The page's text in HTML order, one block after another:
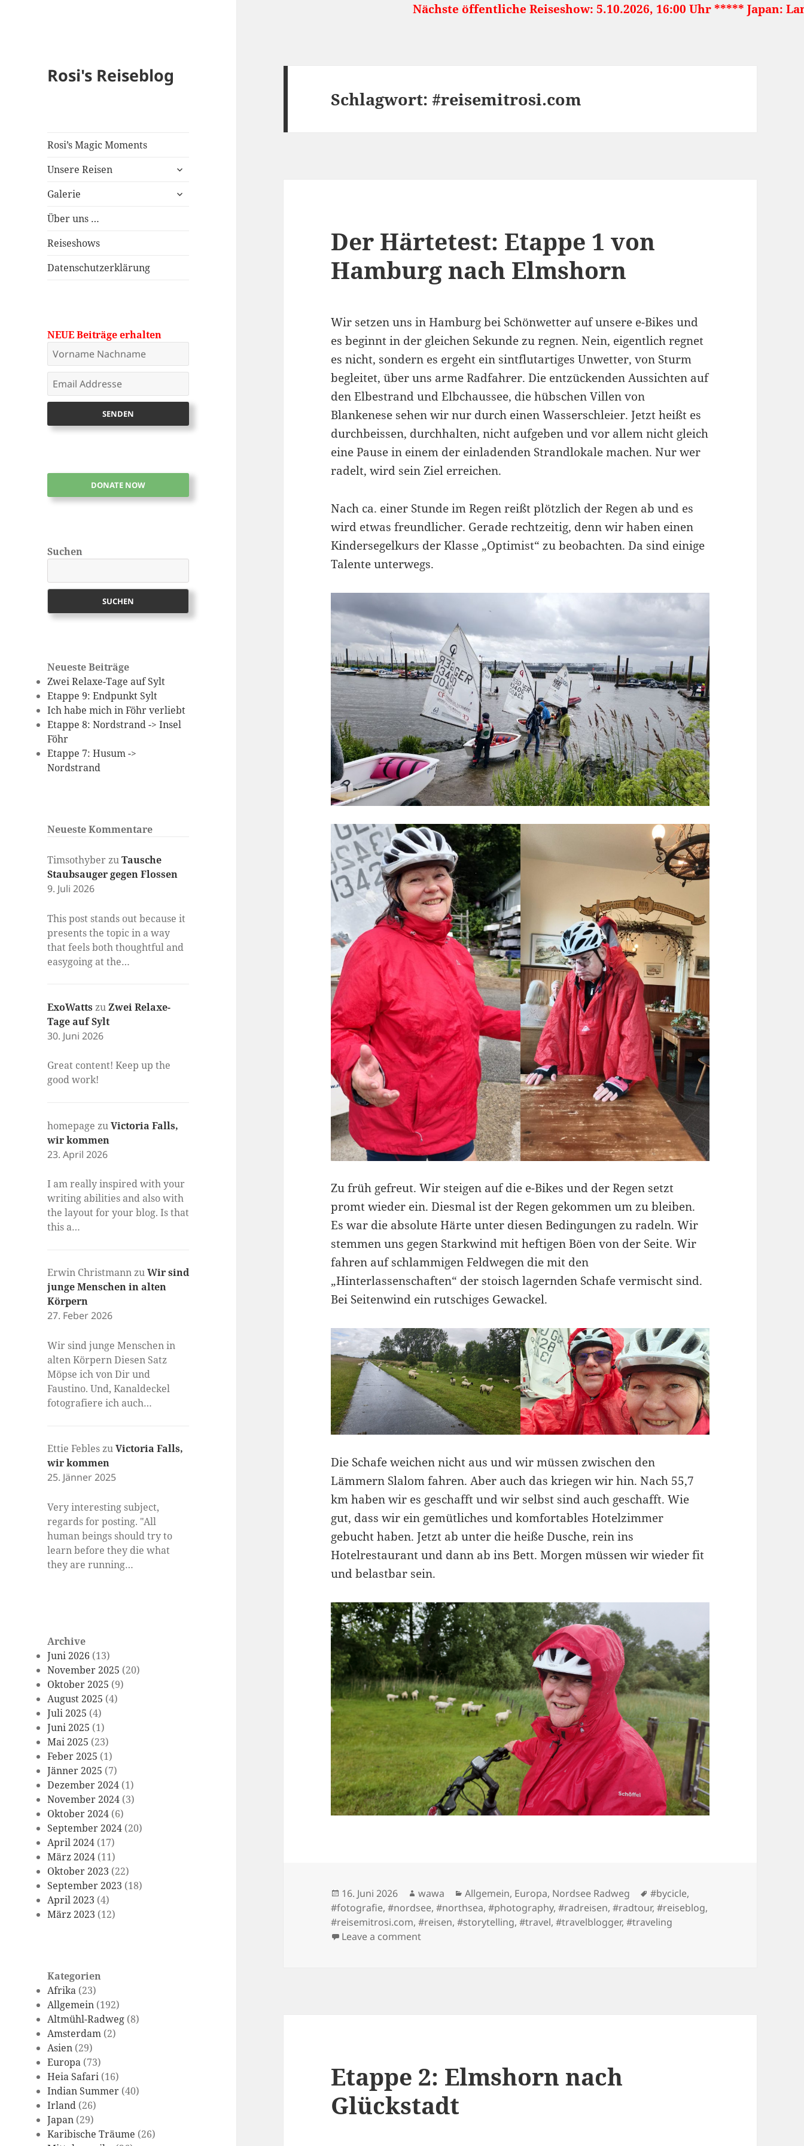
Nächste öffentliche Reiseshow: 5.10.2026, 16:00 Uhr ***** Japan: Land der
Rosi's Reiseblog
Rosi’s Magic Moments
Unsere Reisen
expand
menu
Galerie
expand
Über uns …
Reiseshows
Datenschutzerklärung
NEUE Beiträge erhalten
DONATE NOW
Suchen
SUCHEN
Neueste Beiträge
Zwei Relaxe-Tage auf Sylt
Etappe 9: Endpunkt Sylt
Ich habe mich in Föhr verliebt
Etappe 8: Nordstrand -> Insel
Föhr
Etappe 7: Husum ->
Nordstrand
Neueste Kommentare
Timsothyber zuTausche
Staubsauger gegen Flossen
9. Juli 2026
This post stands out because it
presents the topic in a way
that feels both thoughtful and
easygoing at the…
ExoWatts zuZwei Relaxe-
Tage auf Sylt
30. Juni 2026
Great content! Keep up the
good work!
homepage zuVictoria Falls,
wir kommen
23. April 2026
I am really inspired with your
writing abilities and also with
the layout for your blog. Is that
this a…
Erwin ChristmannzuWir sind
junge Menschen in alten
Körpern
27. Feber 2026
Wir sind junge Menschen in
alten Körpern Diesen Satz
Möpse ich von Dir und
Faustino. Und, Kanaldeckel
fotografiere ich auch…
Ettie FebleszuVictoria Falls,
wir kommen
25. Jänner 2025
Very interesting subject,
regards for posting. "All
human beings should try to
learn before they die what
they are running…
Archive
Juni 2026 (13)
November 2025 (20)
Oktober 2025 (9)
August 2025 (4)
Juli 2025 (4)
Juni 2025 (1)
Mai 2025 (23)
Feber 2025 (1)
Jänner 2025 (7)
Dezember 2024 (1)
November 2024 (3)
Oktober 2024 (6)
September 2024 (20)
April 2024 (17)
März 2024 (11)
Oktober 2023 (22)
September 2023 (18)
April 2023 (4)
März 2023 (12)
Kategorien
Afrika (23)
Allgemein (192)
Altmühl-Radweg (8)
Amsterdam (2)
Asien (29)
Europa (73)
Heia Safari (16)
Indian Summer (40)
Irland (26)
Japan (29)
Karibische Träume (26)
Schlagwort:#reisemitrosi.com
Der Härtetest: Etappe 1 von
Hamburg nach Elmshorn
Wir setzen uns in Hamburg bei Schönwetter auf unsere e-Bikes und
es beginnt in der gleichen Sekunde zu regnen. Nein, eigentlich regnet
es nicht, sondern es ergeht ein sintflutartiges Unwetter, von Sturm
begleitet, über uns arme Radfahrer. Die entzückenden Aussichten auf
den Elbestrand und Elbchaussee, die hübschen Villen von
Blankenese sehen wir nur durch einen Wasserschleier. Jetzt heißt es
durchbeissen, durchhalten, nicht aufgeben und vor allem nicht gleich
eine Pause in einem der einladenden Strandlokale machen. Nur wer
radelt, wird sein Ziel erreichen.
Nach ca. einer Stunde im Regen reißt plötzlich der Regen ab und es
wird etwas freundlicher. Gerade rechtzeitig, denn wir haben einen
Kindersegelkurs der Klasse „Optimist“ zu beobachten. Da sind einige
Talente unterwegs.
Zu früh gefreut. Wir steigen auf die e-Bikes und der Regen setzt
promt wieder ein. Diesmal ist der Regen gekommen um zu bleiben.
Es war die absolute Härte unter diesen Bedingungen zu radeln. Wir
stemmen uns gegen Starkwind mit heftigen Böen von der Seite. Wir
fahren auf schlammigen Feldwegen die mit den
„Hinterlassenschaften“ der stoisch lagernden Schafe vermischt sind.
Bei Seitenwind ein rutschiges Gewackel.
Die Schafe weichen nicht aus und wir müssen zwischen den
Lämmern Slalom fahren. Aber auch das kriegen wir hin. Nach 55,7
km haben wir es geschafft und wir selbst sind auch geschafft. Wie
gut, dass wir ein gemütliches und komfortables Hotelzimmer
gebucht haben. Jetzt ab unter die heiße Dusche, rein ins
Hotelrestaurant und dann ab ins Bett. Morgen müssen wir wieder fit
und belastbar sein.
Posted
on
16. Juni 2026 Author
wawa Categories
Allgemein, Europa, Nordsee Radweg Tags
#bycicle,
#fotografie,#nordsee,#northsea,#photography,#radreisen,#radtour,#reiseblog,
#reisemitrosi.com,#reisen,#storytelling,#travel,#travelblogger,#traveling
Leave a commenton Der Härtetest: Etappe 1 von Hamburg nach Elmshorn
Etappe 2: Elmshorn nach
Glückstadt